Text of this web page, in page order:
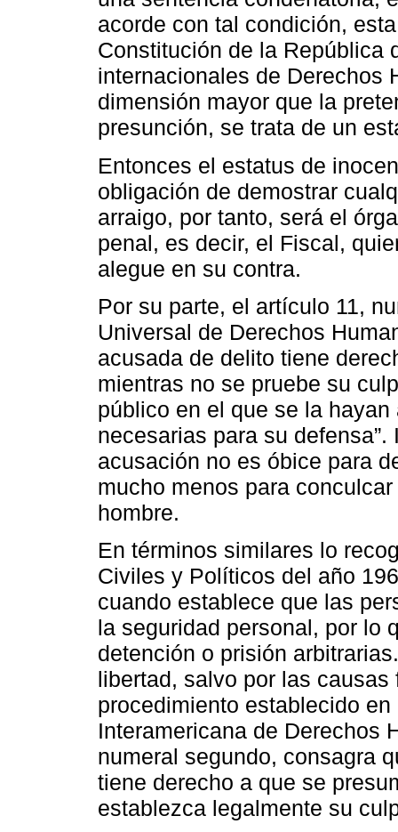
acorde con tal condición,
Constitución de la República
internacionales de Derechos
dimensión mayor que la
presunción, se trata de un
Entonces el estatus de
obligación de demostrar
arraigo, por tanto, será el
penal, es decir, el Fiscal,
alegue en su contra.
Por su parte, el artículo 11,
Universal de Derechos
acusada de delito tiene
mientras no se pruebe su
público en el que se la
necesarias para su
acusación no es óbice para
mucho menos para
hombre.
En términos similares lo
Civiles y Políticos del año
cuando establece que las
la seguridad personal, por lo
detención o prisión
libertad, salvo por las
procedimiento establecido
Interamericana de Derechos
numeral segundo, consagra
tiene derecho a que se
establezca legalmente su